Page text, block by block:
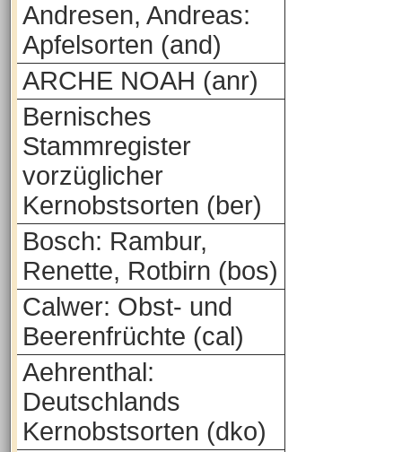
Andresen, Andreas:
Apfelsorten (and)
ARCHE NOAH (anr)
Bernisches
Stammregister
vorzüglicher
Kernobstsorten (ber)
Bosch: Rambur,
Renette, Rotbirn (bos)
Calwer: Obst- und
Beerenfrüchte (cal)
Aehrenthal:
Deutschlands
Kernobstsorten (dko)